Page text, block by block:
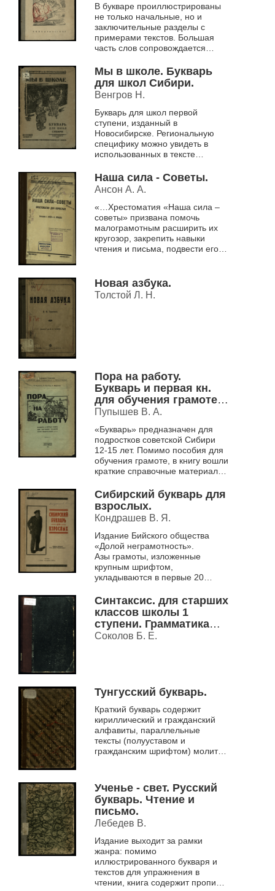
В букваре проиллюстрированы
не только начальные, но и
заключительные разделы с
примерами текстов. Большая
часть слов сопровождается
языке жестов.
Тексты для чтения очень
кратки,...
Мы в школе. Букварь
для школ Сибири.
Венгров Н.
Букварь для школ первой
ступени, изданный в
Новосибирске. Региональную
специфику можно увидеть в
использованных в тексте
Песчанка (с. 38), Хановка,
Каменка.
Наша сила - Советы.
Ансон А. А.
«…Хрестоматия «Наша сила –
советы» призвана помочь
малограмотным расширить их
кругозор, закрепить навыки
чтения и письма, подвести его к
на крае...
Новая азбука.
Толстой Л. Н.
Пора на работу.
Букварь и первая кн.
для обучения грамоте
подростков : Сиб.
метод. советом
рекомендован для
ликвидации
неграмотности
подростков.
Пупышев В. А.
«Букварь» предназначен для
подростков советской Сибири
12-15 лет. Помимо пособия для
обучения грамоте, в книгу вошли
краткие справочные материалы
природоведению и
методические рекоменда...
Сибирский букварь для
взрослых.
Кондрашев В. Я.
Издание Бийского общества
«Долой неграмотность».
Азы грамоты, изложенные
крупным шрифтом,
укладываются в первые 20
законченные рассказы, каждый
из которых в своем роде...
Синтаксис. для старших
классов школы 1
ступени. Грамматика
русского языка с
Соколов Б. Е.
Тунгусский букварь.
Краткий букварь содержит
кириллический и гражданский
алфавиты, параллельные
тексты (полууставом и
гражданским шрифтом) молитв
Ученье - свет. Русский
букварь. Чтение и
письмо.
Лебедев В.
Издание выходит за рамки
жанра: помимо
иллюстрированного букваря и
текстов для упражнения в
чтении, книга содержит прописи,